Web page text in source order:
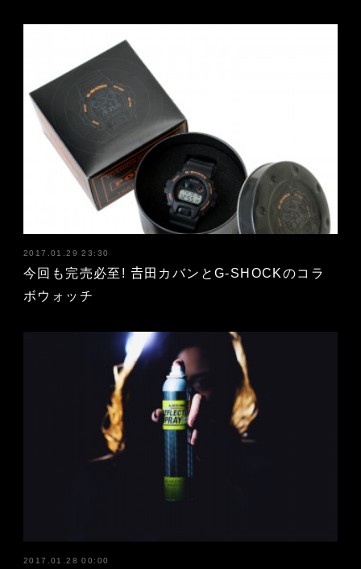
2017.01.29 23:30
今回も完売必至! 𠮷田カバンとG-SHOCKのコラ
ボウォッチ
2017.01.28 00:00